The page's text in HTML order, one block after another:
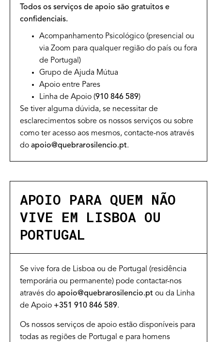
Todos os serviços de apoio são gratuitos e
confidenciais.
Acompanhamento Psicológico (presencial ou
via Zoom para qualquer região do país ou fora
de Portugal)
Grupo de Ajuda Mútua
Apoio entre Pares
Linha de Apoio (910 846 589)
Se tiver alguma dúvida, se necessitar de
esclarecimentos sobre os nossos serviços ou sobre
como ter acesso aos mesmos, contacte-nos através
do apoio@quebrarosilencio.pt.
APOIO PARA QUEM NÃO
VIVE EM LISBOA OU
PORTUGAL
Se vive fora de Lisboa ou de Portugal (residência
temporária ou permanente) pode contactar-nos
através do apoio@quebrarosilencio.pt ou da Linha
de Apoio +351 910 846 589.
Os nossos serviços de apoio estão disponíveis para
todas as regiões de Portugal e para homens